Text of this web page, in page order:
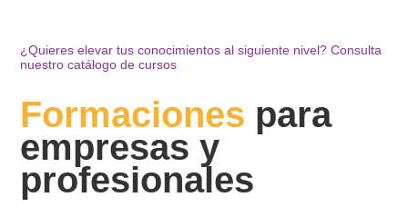
¿Quieres elevar tus conocimientos al siguiente nivel? Consulta
nuestro catálogo de cursos
Formaciones para
empresas y
profesionales